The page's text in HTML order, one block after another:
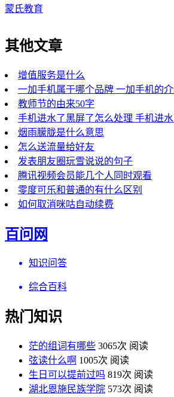
蒙氏教育
其他文章
增值服务是什么
一加手机属于哪个品牌 一加手机的
教师节的由来50字
手机进水了黑屏了怎么处理 手机进
烟雨朦胧是什么意思
怎么送流量给好友
发表朋友圈玩雪说说的句子
腾讯视频会员能几个人同时观看
零度可乐和普通的有什么区别
如何取消咪咕自动续费
百问网
知识问答
综合百科
热门知识
茫的组词有哪些 3065次 阅读
弦读什么啊 1005次 阅读
生日可以提前过吗 819次 阅读
湖北恩施民族学院 573次 阅读